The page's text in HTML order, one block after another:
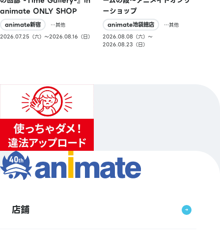
animate ONLY SHOP
animate新宿
…其他
2026.07.25（六）〜2026.08.16（日）
ーショップ
animate池袋總店
…其他
2026.08.08（六）〜
2026.08.23（日）
店鋪